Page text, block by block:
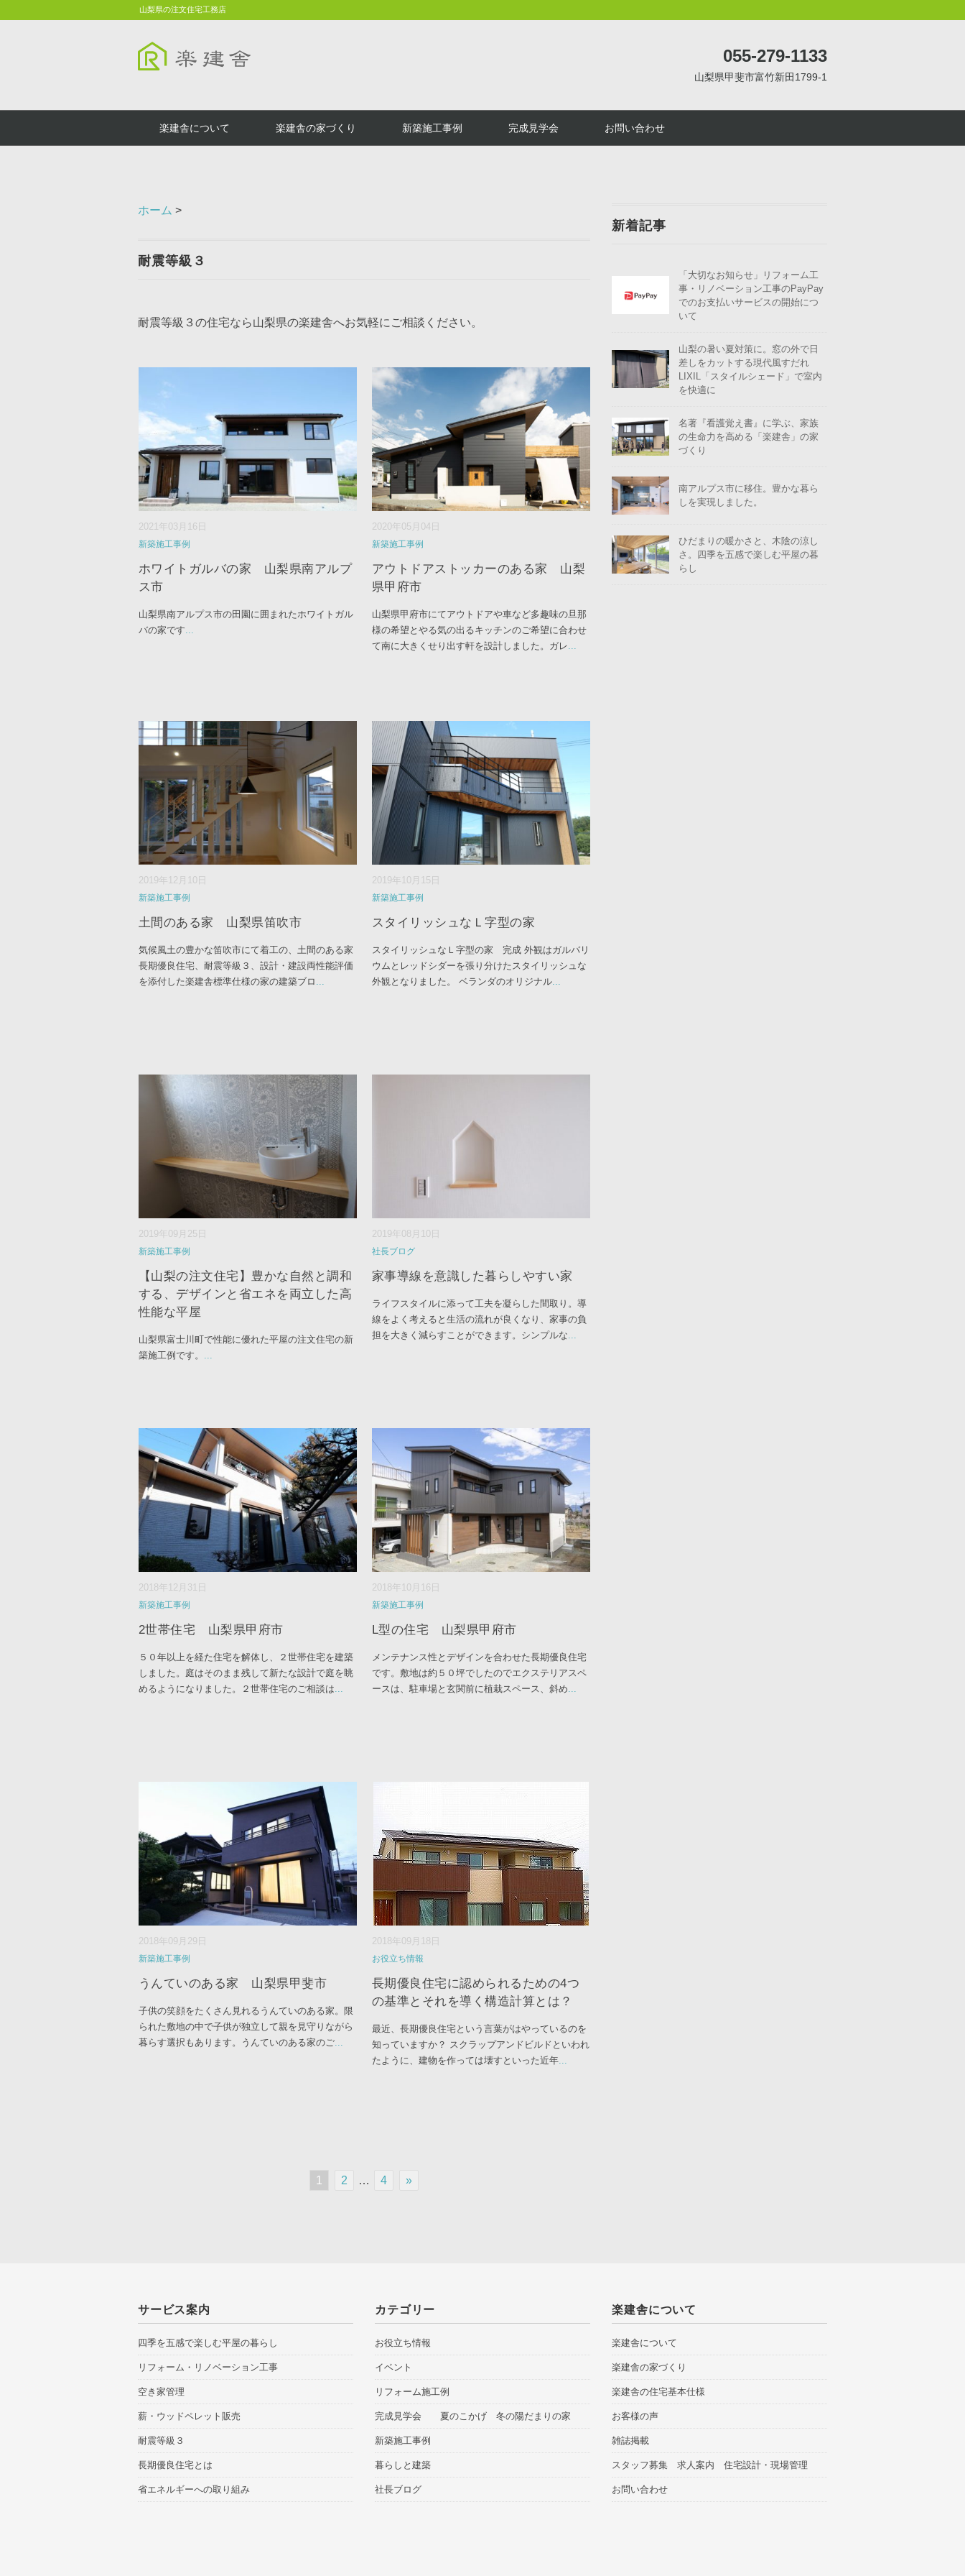
山梨県の注文住宅工務店
055-279-1133
山梨県甲斐市富竹新田1799-1
楽建舎について 楽建舎の家づくり 新築施工事例 完成見学会 お問い合わせ
ホーム >
耐震等級３
耐震等級３の住宅なら山梨県の楽建舎へお気軽にご相談ください。
2021年03月16日
新築施工事例
ホワイトガルバの家 山梨県南アルプ
ス市
山梨県南アルプス市の田園に囲まれたホワイトガル
バの家です...
2020年05月04日
新築施工事例
アウトドアストッカーのある家 山梨
県甲府市
山梨県甲府市にてアウトドアや車など多趣味の旦那
様の希望とやる気の出るキッチンのご希望に合わせ
て南に大きくせり出す軒を設計しました。ガレ...
2019年12月10日
新築施工事例
土間のある家 山梨県笛吹市
気候風土の豊かな笛吹市にて着工の、土間のある家
長期優良住宅、耐震等級３、設計・建設両性能評価
を添付した楽建舎標準仕様の家の建築ブロ ...
2019年10月15日
新築施工事例
スタイリッシュなＬ字型の家
スタイリッシュなＬ字型の家 完成 外観はガルバリ
ウムとレッドシダーを張り分けたスタイリッシュな
外観となりました。 ベランダのオリジナル...
2019年09月25日
新築施工事例
【山梨の注文住宅】豊かな自然と調和
する、デザインと省エネを両立した高
性能な平屋
山梨県富士川町で性能に優れた平屋の注文住宅の新
築施工例です。 ...
2019年08月10日
社長ブログ
家事導線を意識した暮らしやすい家
ライフスタイルに添って工夫を凝らした間取り。導
線をよく考えると生活の流れが良くなり、家事の負
担を大きく減らすことができます。シンプルな...
2018年12月31日
新築施工事例
2世帯住宅 山梨県甲府市
５０年以上を経た住宅を解体し、２世帯住宅を建築
しました。庭はそのまま残して新たな設計で庭を眺
めるようになりました。２世帯住宅のご相談は...
2018年10月16日
新築施工事例
L型の住宅 山梨県甲府市
メンテナンス性とデザインを合わせた長期優良住宅
です。敷地は約５０坪でしたのでエクステリアスペ
ースは、駐車場と玄関前に植栽スペース、斜め...
2018年09月29日
新築施工事例
うんていのある家 山梨県甲斐市
子供の笑顔をたくさん見れるうんていのある家。限
られた敷地の中で子供が独立して親を見守りながら
暮らす選択もあります。うんていのある家のご...
2018年09月18日
お役立ち情報
長期優良住宅に認められるための4つ
の基準とそれを導く構造計算とは？
最近、長期優良住宅という言葉がはやっているのを
知っていますか？ スクラップアンドビルドといわれ
たように、建物を作っては壊すといった近年...
1 2 … 4 »
新着記事
「大切なお知らせ」リフォーム工
事・リノベーション工事のPayPay
でのお支払いサービスの開始につ
いて
山梨の暑い夏対策に。窓の外で日
差しをカットする現代風すだれ
LIXIL「スタイルシェード」で室内
を快適に
名著『看護覚え書』に学ぶ、家族
の生命力を高める「楽建舎」の家
づくり
南アルプス市に移住。豊かな暮ら
しを実現しました。
ひだまりの暖かさと、木陰の涼し
さ。四季を五感で楽しむ平屋の暮
らし
サービス案内
四季を五感で楽しむ平屋の暮らし
リフォーム・リノベーション工事
空き家管理
薪・ウッドペレット販売
耐震等級３
長期優良住宅とは
省エネルギーへの取り組み
カテゴリー
お役立ち情報
イベント
リフォーム施工例
完成見学会 夏のこかげ 冬の陽だまりの家
新築施工事例
暮らしと建築
社長ブログ
楽建舎について
楽建舎について
楽建舎の家づくり
楽建舎の住宅基本仕様
お客様の声
雑誌掲載
スタッフ募集 求人案内 住宅設計・現場管理
お問い合わせ